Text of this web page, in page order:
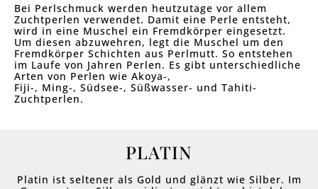
Bei Perlschmuck werden heutzutage vor allem
Zuchtperlen verwendet. Damit eine Perle entsteht,
wird in eine Muschel ein Fremdkörper eingesetzt.
Um diesen abzuwehren, legt die Muschel um den
Fremdkörper Schichten aus Perlmutt. So entstehen
im Laufe von Jahren Perlen. Es gibt unterschiedliche
Arten von Perlen wie Akoya-,
Fiji-, Ming-, Südsee-, Süßwasser- und Tahiti-
Zuchtperlen.
PLATIN
Platin ist seltener als Gold und glänzt wie Silber. Im